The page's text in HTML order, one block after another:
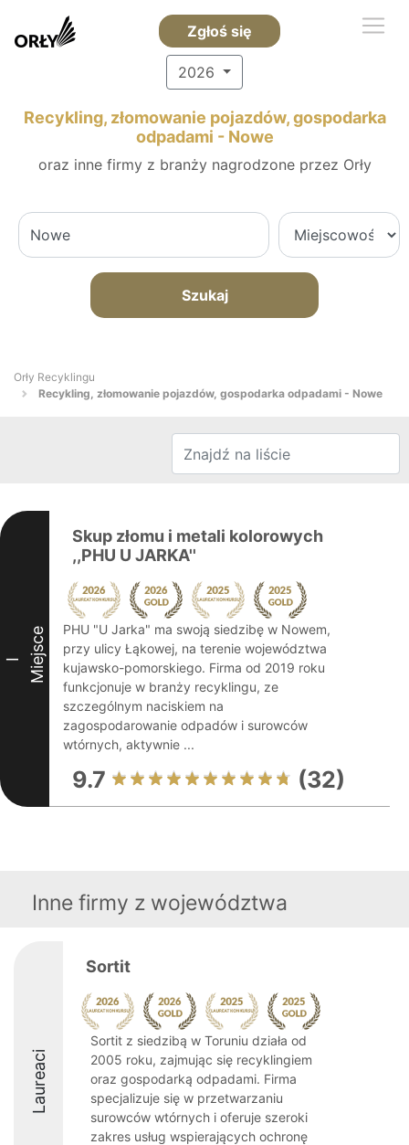
Zgłoś się
2026
Recykling, złomowanie pojazdów, gospodarka
odpadami - Nowe
oraz inne firmy z branży nagrodzone przez Orły
Szukaj
Orły Recyklingu
Recykling, złomowanie pojazdów, gospodarka odpadami - Nowe
I Miejsce
Skup złomu i metali kolorowych
,,PHU U JARKA''
PHU "U Jarka" ma swoją siedzibę w Nowem,
przy ulicy Łąkowej, na terenie województwa
kujawsko-pomorskiego. Firma od 2019 roku
funkcjonuje w branży recyklingu, ze
szczególnym naciskiem na
zagospodarowanie odpadów i surowców
wtórnych, aktywnie ...
9.7 (32)
Inne firmy z województwa
Laureaci
Sortit
Sortit z siedzibą w Toruniu działa od
2005 roku, zajmując się recyklingiem
oraz gospodarką odpadami. Firma
specjalizuje się w przetwarzaniu
surowców wtórnych i oferuje szeroki
zakres usług wspierających ochronę